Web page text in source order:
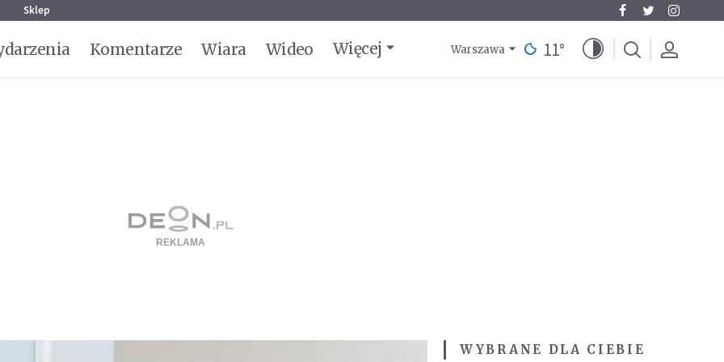
Sklep
Komentarze Wiara Wideo Więcej Warszawa 11°
WYBRANE DLA CIEBIE